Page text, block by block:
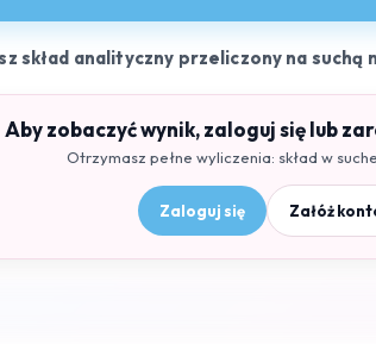
skład analityczny przeliczony na suchą
Aby zobaczyć wynik, zaloguj się lub
Otrzymasz pełne wyliczenia: skład w
Zaloguj się Załóż